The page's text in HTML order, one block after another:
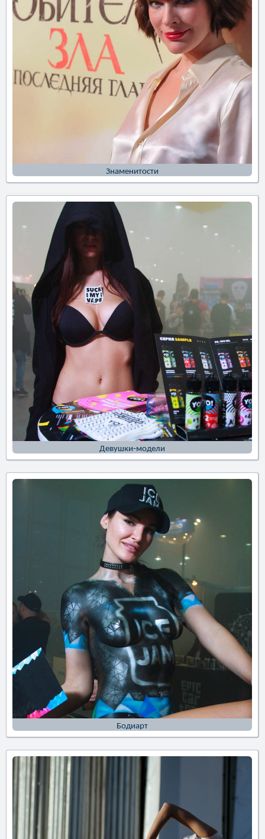
Знаменитости
Девушки-модели
Бодиарт